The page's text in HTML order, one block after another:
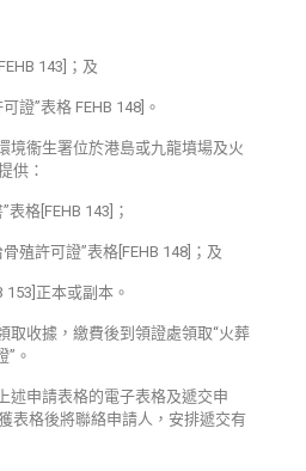
143]；及
證”表格 FEHB 148]。
境衞生署位於港島或九龍墳場及火
供：
格[FEHB 143]；
殖許可證”表格[FEHB 148]；及
153]正本或副本。
取收據，繳費後到領證處領取“火葬
”。
述申請表格的電子表格及遞交申
表格後將聯絡申請人，安排遞交有